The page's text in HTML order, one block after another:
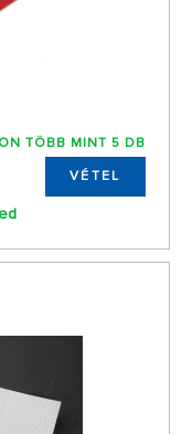
TÖBB MINT 5 DB
VÉTEL